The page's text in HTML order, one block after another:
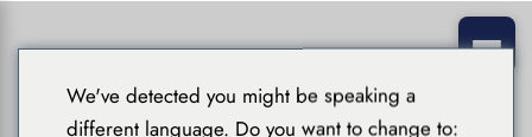
We've detected you might be speaking a
different language. Do you want to change to: